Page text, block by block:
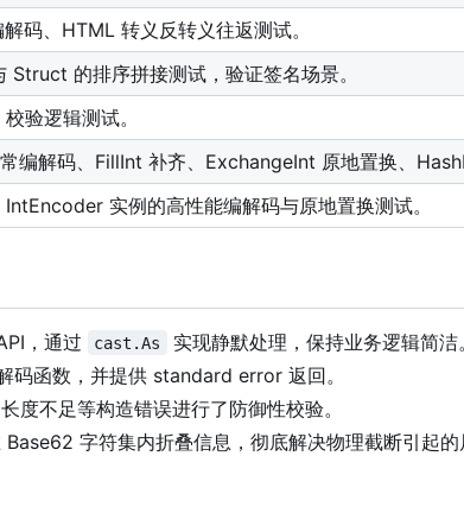
码、HTML 转义反转义往返测试。
Struct 的排序拼接测试，验证签名场景。
验逻辑测试。
编解码、FillInt 补齐、ExchangeInt 原地置换、
IntEncoder 实例的高性能编解码与原地置换测试。
， 通过 cast.As
实现静默处理，保持业务逻辑简洁。
码函数，并提供 standard error 返回。
度不足等构造错误进行了防御性校验。
字符集内折叠信息，彻底解决物理截断引起的